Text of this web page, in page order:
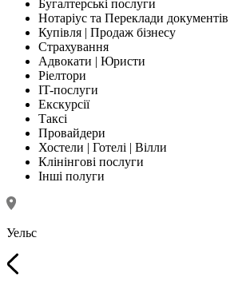
Бугалтерські послуги
Нотаріус та Переклади документів
Купівля | Продаж бізнесу
Страхування
Адвокати | Юристи
Ріелтори
IT-послуги
Екскурсії
Таксі
Провайдери
Хостели | Готелі | Вілли
Клінінгові послуги
Інші полуги
Уельс